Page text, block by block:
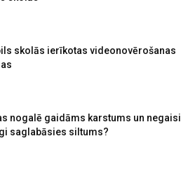
skolās ierīkotas videonovērošanas
nogalē gaidāms karstums un negaisi
saglabāsies siltums?